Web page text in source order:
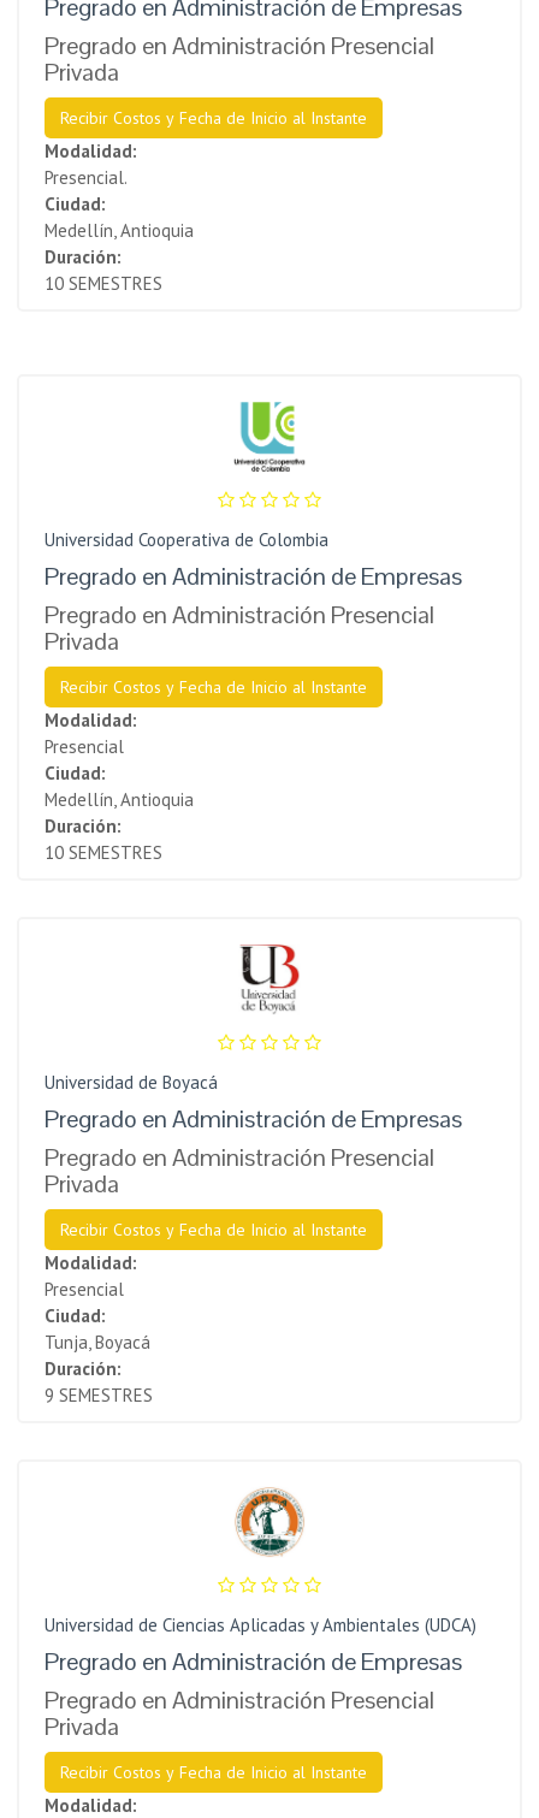
Pregrado en Administración de Empresas
Pregrado en Administración Presencial
Privada
Recibir Costos y Fecha de Inicio al Instante
Modalidad:
Presencial.
Ciudad:
Medellín, Antioquia
Duración:
10 SEMESTRES
Universidad Cooperativa de Colombia
Pregrado en Administración de Empresas
Pregrado en Administración Presencial
Privada
Recibir Costos y Fecha de Inicio al Instante
Modalidad:
Presencial
Ciudad:
Medellín, Antioquia
Duración:
10 SEMESTRES
Universidad de Boyacá
Pregrado en Administración de Empresas
Pregrado en Administración Presencial
Privada
Recibir Costos y Fecha de Inicio al Instante
Modalidad:
Presencial
Ciudad:
Tunja, Boyacá
Duración:
9 SEMESTRES
Universidad de Ciencias Aplicadas y Ambientales (UDCA)
Pregrado en Administración de Empresas
Pregrado en Administración Presencial
Privada
Recibir Costos y Fecha de Inicio al Instante
Modalidad: